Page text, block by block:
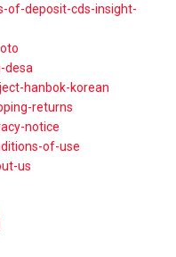
of-deposit-cds-insight-
desa
hanbok-korean
returns
notice
of-use
us